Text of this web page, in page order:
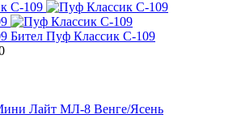
Бител Пуф Классик С-109